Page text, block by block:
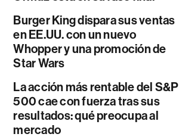
Burger King dispara sus ventas
en EE.UU. con un nuevo
Whopper y una promoción de
Star Wars
La acción más rentable del S&P
500 cae con fuerza tras sus
resultados: qué preocupa al
mercado